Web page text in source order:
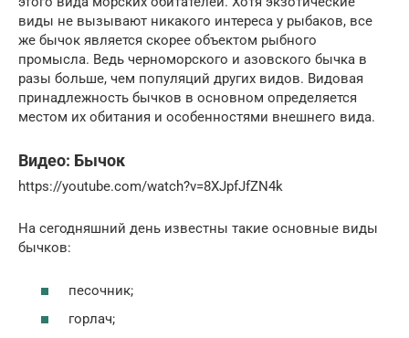
виды не вызывают никакого интереса у рыбаков, все
же бычок является скорее объектом рыбного
промысла. Ведь черноморского и азовского бычка в
разы больше, чем популяций других видов. Видовая
принадлежность бычков в основном определяется
местом их обитания и особенностями внешнего вида.
Видео: Бычок
https://youtube.com/watch?v=8XJpfJfZN4k
На сегодняшний день известны такие основные виды
бычков:
песочник;
горлач;